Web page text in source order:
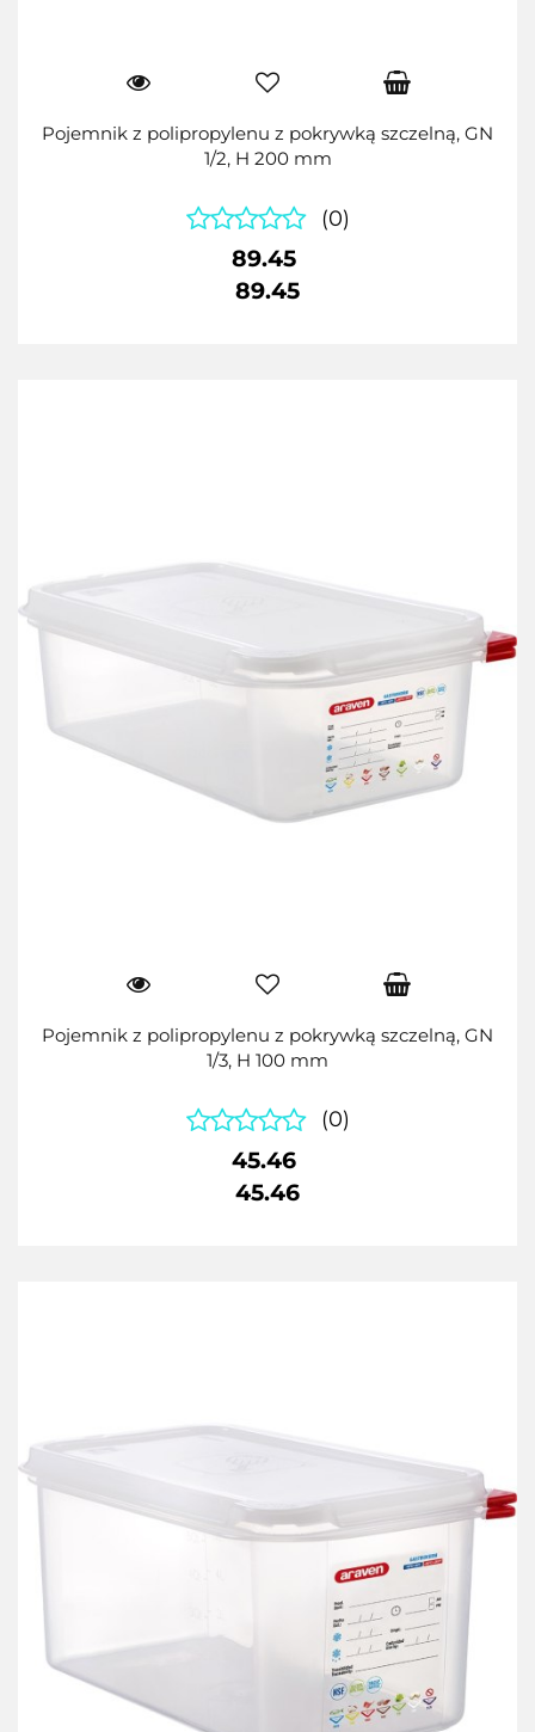
Pojemnik z polipropylenu z pokrywką szczelną, GN
1/2, H 200 mm
(0)
89.45
89.45
Pojemnik z polipropylenu z pokrywką szczelną, GN
1/3, H 100 mm
(0)
45.46
45.46